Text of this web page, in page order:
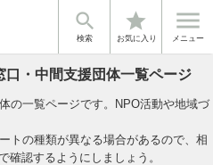

検索
star
お気に入り

メニュー
・中間支援団体一覧ページ
の一覧ページです。NPO活動や地域づ
トの種類が異なる場合があるので、相
確認するようにしましょう。